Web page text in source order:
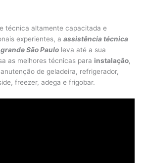
técnica altamente capacitada e
experientes, aassistência técnica
São Paulo leva até a sua
as melhores técnicas para instalação,
de geladeira, refrigerador,
freezer, adega e frigobar.